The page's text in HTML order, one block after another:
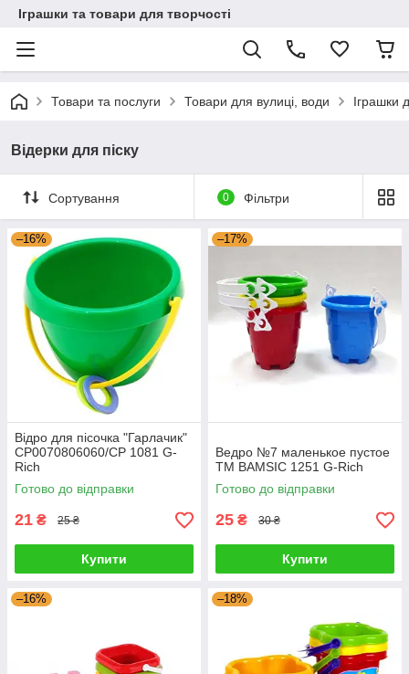
Іграшки та товари для творчості
Товари та послуги Товари для вулиці, води Іграшки
Відерки для піску
Сортування 0 Фільтри
–16%
Відро для пісочка "Гарлачик"
CP0070806060/CP 1081 G-
Rich
Готово до відправки
21 ₴ 25 ₴
Купити
–17%
Ведро №7 маленькое пустое
ТМ BAMSIC 1251 G-Rich
Готово до відправки
25 ₴ 30 ₴
Купити
–16% –18%